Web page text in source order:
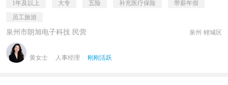
1年及以上 大专 五险 补充医疗保险
带薪年假
员工旅游
泉州市朗旭电子科技 民营 泉州·鲤城区
黄女士 人事经理 刚刚活跃